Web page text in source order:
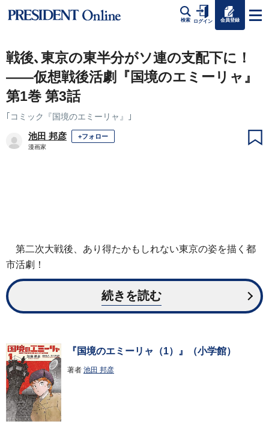
検索 ログイン 会員登録
戦後､東京の東半分がソ連の支配下に！
――仮想戦後活劇『国境のエミーリャ』
第1巻 第3話
｢コミック『国境のエミーリャ』｣
池田 邦彦 +フォロー
漫画家
第二次大戦後、あり得たかもしれない東京の姿を描く都
市活劇！
続きを読む
『国境のエミーリャ（1）』（小学館）
著者 池田 邦彦